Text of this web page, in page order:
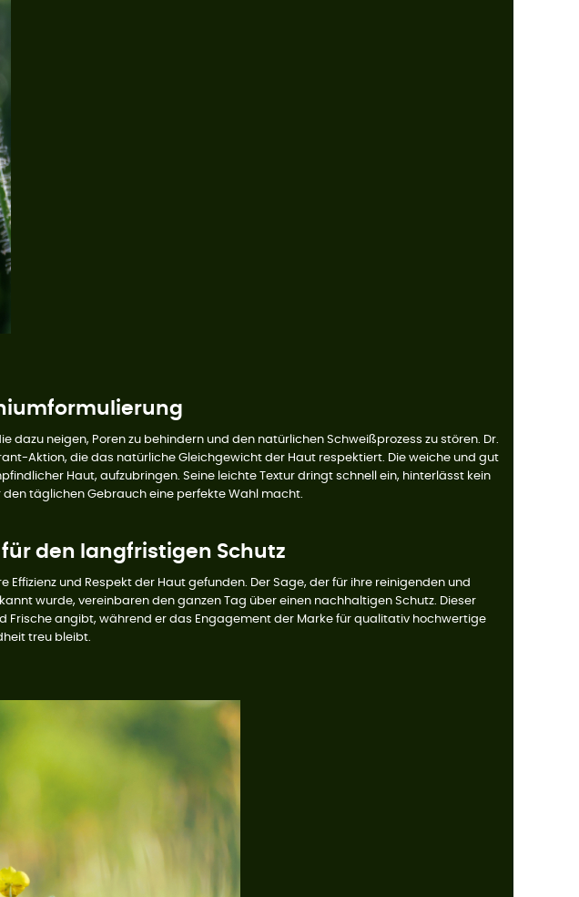
neigen, Poren zu behindern und den natürlichen Schweißprozess zu stören. Dr.
Aktion, die das natürliche Gleichgewicht der Haut respektiert. Die weiche und gut
Haut, aufzubringen. Seine leichte Textur dringt schnell ein, hinterlässt kein
täglichen Gebrauch eine perfekte Wahl macht.
für den langfristigen Schutz
und Respekt der Haut gefunden. Der Sage, der für ihre reinigenden und
wurde, vereinbaren den ganzen Tag über einen nachhaltigen Schutz. Dieser
Frische angibt, während er das Engagement der Marke für qualitativ hochwertige
treu bleibt.